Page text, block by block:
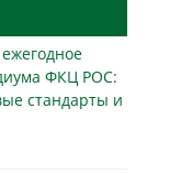
ФКЦ РОС:
стандарты и